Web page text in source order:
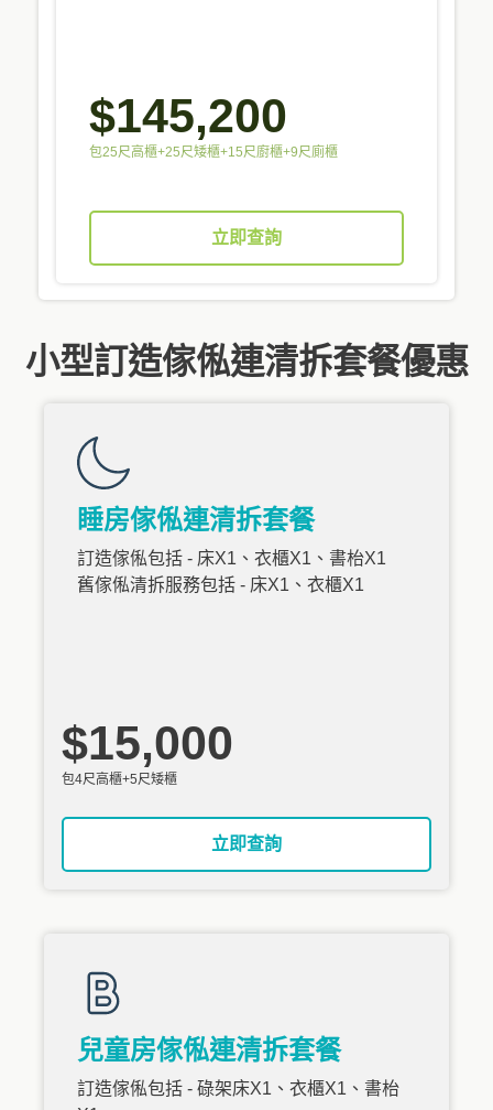
$145,200
包25尺高櫃+25尺矮櫃+15尺廚櫃+9尺廁櫃
立即查詢
小型訂造傢俬連清拆套餐優惠
睡房傢俬連清拆套餐
訂造傢俬包括 - 床X1、衣櫃X1、書枱X1
舊傢俬清拆服務包括 - 床X1、衣櫃X1
$15,000
包4尺高櫃+5尺矮櫃
立即查詢
兒童房傢俬連清拆套餐
訂造傢俬包括 - 碌架床X1、衣櫃X1、書枱